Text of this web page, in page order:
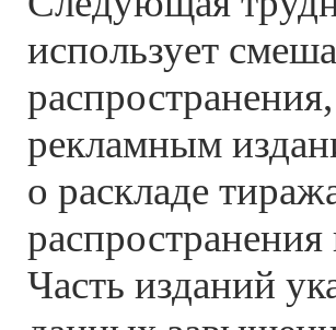
использует
рекламным
о раскладе
распространения
Часть изданий